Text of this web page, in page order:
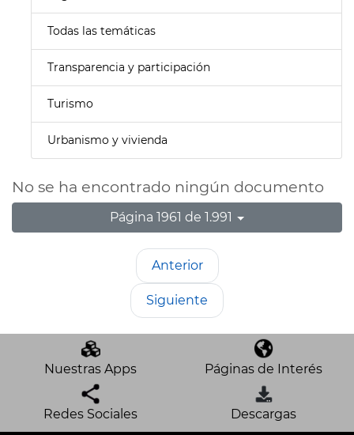
Todas las temáticas
Transparencia y participación
Turismo
Urbanismo y vivienda
No se ha encontrado ningún documento
Página 1961 de 1.991
Anterior
Siguiente
Nuestras Apps Páginas de Interés
Redes Sociales Descargas